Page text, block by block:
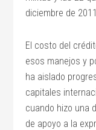
diciembre de
El costo del
esos manejos y
ha aislado
capitales
cuando hizo una
de apoyo a la